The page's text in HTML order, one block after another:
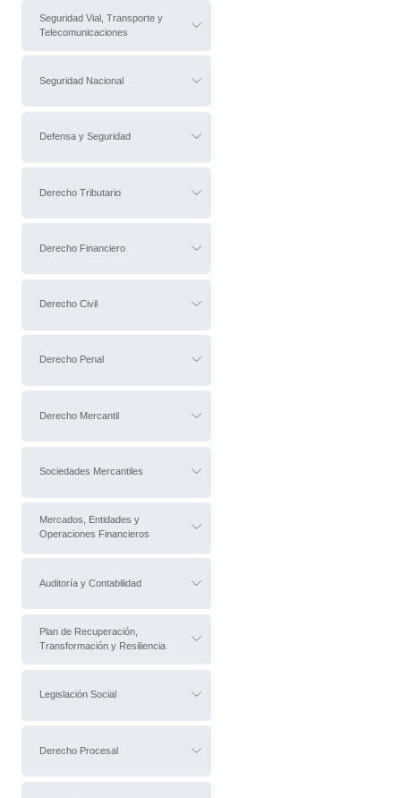
Seguridad Vial, Transporte y
Telecomunicaciones
Seguridad Nacional
Defensa y Seguridad
Derecho Tributario
Derecho Financiero
Derecho Civil
Derecho Penal
Derecho Mercantil
Sociedades Mercantiles
Mercados, Entidades y
Operaciones Financieros
Auditoría y Contabilidad
Plan de Recuperación,
Transformación y Resiliencia
Legislación Social
Derecho Procesal